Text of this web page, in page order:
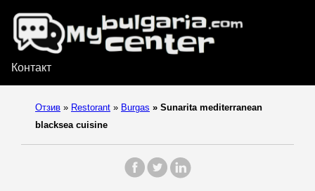
Контакт
Отзив » Restorant » Burgas » Sunarita mediterranean
blacksea cuisine